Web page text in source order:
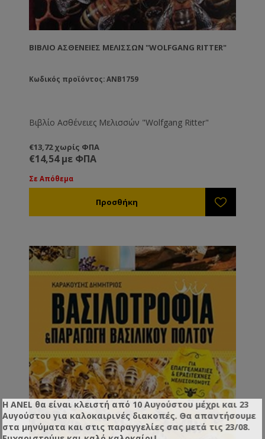
ΒΙΒΛΊΟ ΑΣΘΈΝΕΙΕΣ ΜΕΛΙΣΣΏΝ "WOLFGANG RITTER"
Κωδικός προϊόντος: ANB1759
Βιβλίο Ασθένειες Μελισσών "Wolfgang Ritter"
€13,72 χωρίς ΦΠΑ
€14,54 με ΦΠΑ
Σε Απόθεμα
Η ANEL θα είναι κλειστή από 10 Αυγούστου μέχρι και 23
Αυγούστου για καλοκαιρινές διακοπές. Θα απαντήσουμε
στα μηνύματα και στις παραγγελίες σας μετά τις 23/08.